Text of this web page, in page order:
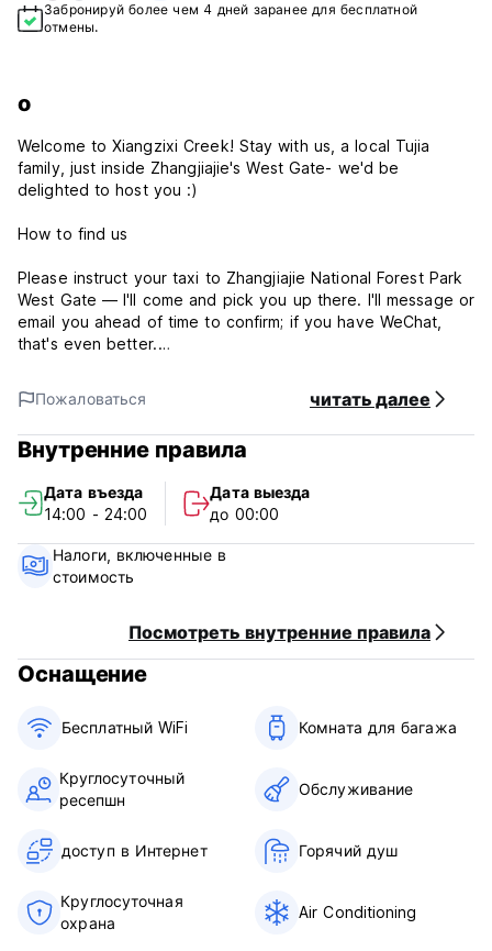
Забронируй более чем 4 дней заранее для бесплатной
отмены.
о
Welcome to Xiangzixi Creek! Stay with us, a local Tujia
family, just inside Zhangjiajie's West Gate- we'd be
delighted to host you :)
How to find us
Please instruct your taxi to Zhangjiajie National Forest Park
West Gate — I'll come and pick you up there. I'll message or
email you ahead of time to confirm; if you have WeChat,
that's even better.
Alternatively, give your driver our address below and ask to
be dropped at the gate. Our homestay is a short walk from
there.
Xiangzixi Minsu (Zhangjiajie Forest Park Scenic Area Shop)
993W+HHC, Wulingyuan District, Zhangjiajie, Hunan, 427403
Chinese address:
香紫溪民宿(张家界森林公园景区店)
no queuing to enter or exit the mountain gates every day.
tickets, with free tour itineraries in English and Chinese to
help you plan your trip. And after a day of exploring the
singing, dancing, or a game of mahjong - with a babbling
Staying with us lets you truly experience the local customs
and way of life, savor authentic regional delicacies, and
Пожаловаться читать далее
Внутренние правила
Дата въезда
14:00 - 24:00
Дата выезда
до 00:00
Налоги, включенные в
стоимость
Посмотреть внутренние правила
Оснащение
Бесплатный WiFi Комната для багажа
Круглосуточный
ресепшн
Обслуживание
доступ в Интернет Горячий душ
Круглосуточная
охрана
Air Conditioning